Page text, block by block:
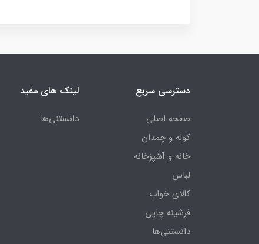
دسترسی سریع
صفحه اصلی
کوله و چمدان
خانه و آشپزخانه
لباس
کالای خواب
فرشینه چاپی
دانستنی‌ها
لینک های مفید
دانستنی‌ها